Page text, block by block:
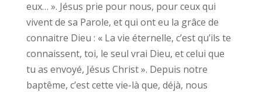
eux… ». Jésus prie pour nous, pour ceux qui
vivent de sa Parole, et qui ont eu la grâce de
connaitre Dieu : « La vie éternelle, c’est qu’ils te
connaissent, toi, le seul vrai Dieu, et celui que
tu as envoyé, Jésus Christ ». Depuis notre
baptême, c’est cette vie-là que, déjà, nous